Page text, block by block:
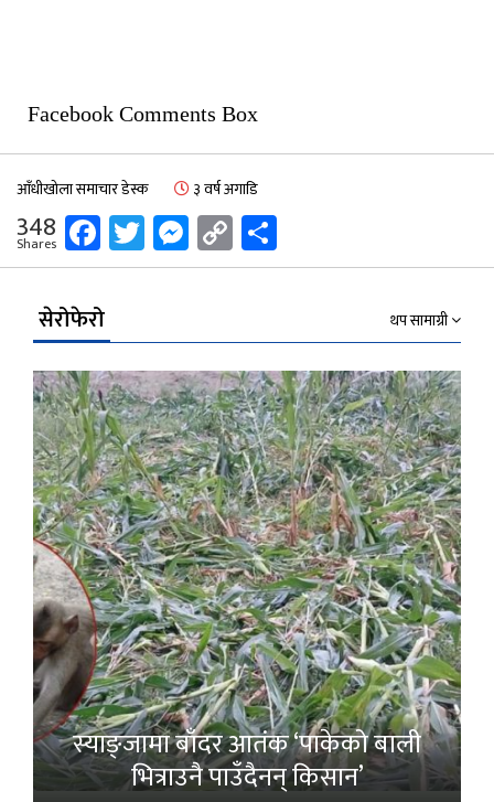
Facebook Comments Box
आँधीखोला समाचार डेस्क ३ वर्ष अगाडि
348
Shares Facebook
Twitter
Messenger
Copy
Link
सेरोफेरो थप सामाग्री
स्याङ्जामा बाँदर आतंक ‘पाकेको बाली
भित्राउनै पाउँदैनन् किसान’